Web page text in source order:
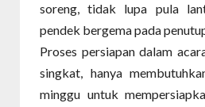
soreng, tidak lupa pula
pendek bergema pada
Proses persiapan dalam
singkat, hanya
minggu untuk